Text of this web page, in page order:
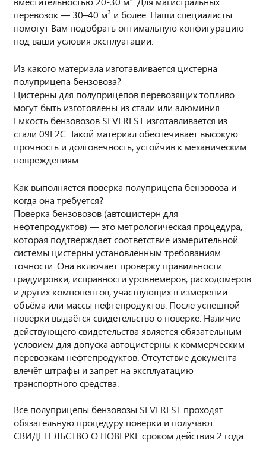
перевозок — 30–40 м³ и более. Наши специалисты
помогут Вам подобрать оптимальную конфигурацию
под ваши условия эксплуатации.
Из какого материала изготавливается цистерна
полуприцепа бензовоза?
Цистерны для полуприцепов перевозящих топливо
могут быть изготовлены из стали или алюминия.
Емкость бензовозов SEVEREST изготавливается из
стали 09Г2С. Такой материал обеспечивает высокую
прочность и долговечность, устойчив к механическим
повреждениям.
Как выполняется поверка полуприцепа бензовоза и
когда она требуется?
Поверка бензовозов (автоцистерн для
нефтепродуктов) — это метрологическая процедура,
которая подтверждает соответствие измерительной
системы цистерны установленным требованиям
точности. Она включает проверку правильности
градуировки, исправности уровнемеров, расходомеров
и других компонентов, участвующих в измерении
объёма или массы нефтепродуктов. После успешной
поверки выдаётся свидетельство о поверке. Наличие
действующего свидетельства является обязательным
условием для допуска автоцистерны к коммерческим
перевозкам нефтепродуктов. Отсутствие документа
влечёт штрафы и запрет на эксплуатацию
транспортного средства.
Все полуприцепы бензовозы SEVEREST проходят
обязательную процедуру поверки и получают
СВИДЕТЕЛЬСТВО О ПОВЕРКЕ сроком действия 2 года.